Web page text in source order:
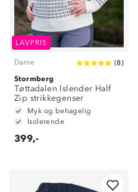
LAVPRIS
Dame (8)
Stormberg
Tøttadalen Islender Half
Zip strikkegenser
Myk og behagelig
Isolerende
399,-